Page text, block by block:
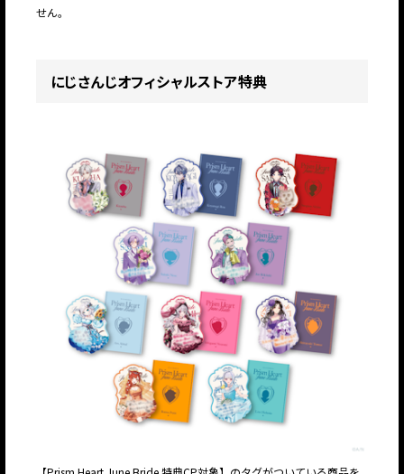
せん。
にじさんじオフィシャルストア特典